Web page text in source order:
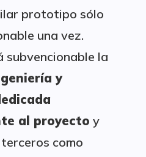
prototipo sólo
una vez.
subvencionable la
y
al proyecto y
como